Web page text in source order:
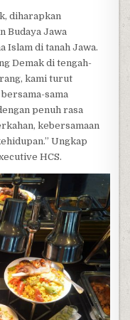
diharapkan
Budaya Jawa
Islam di tanah Jawa.
Demak di tengah-
kami turut
sama
penuh rasa
kebersamaan
Ungkap
HCS.